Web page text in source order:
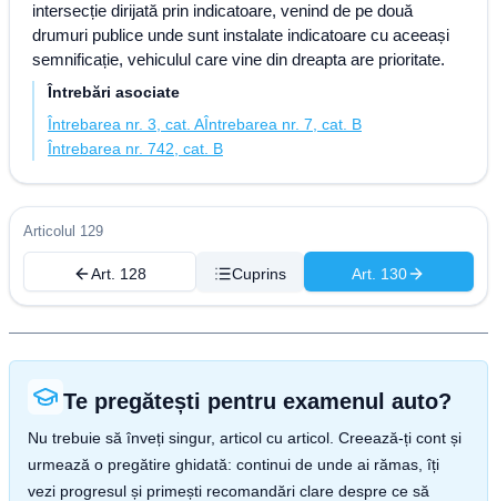
intersecție dirijată prin indicatoare, venind de pe două
drumuri publice unde sunt instalate indicatoare cu aceeași
semnificație, vehiculul care vine din dreapta are prioritate.
Întrebări asociate
Întrebarea nr. 3, cat. AÎntrebarea nr. 7, cat. B
Întrebarea nr. 742, cat. B
Articolul 129
Art. 128 Cuprins Art. 130
Te pregătești pentru examenul auto?
Nu trebuie să înveți singur, articol cu articol. Creează-ți cont și
urmează o pregătire ghidată: continui de unde ai rămas, îți
vezi progresul și primești recomandări clare despre ce să